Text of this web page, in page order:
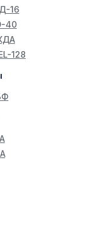
16
40
128